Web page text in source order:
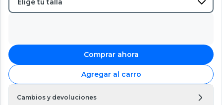
Comprar ahora
Agregar al carro
Cambios y devoluciones